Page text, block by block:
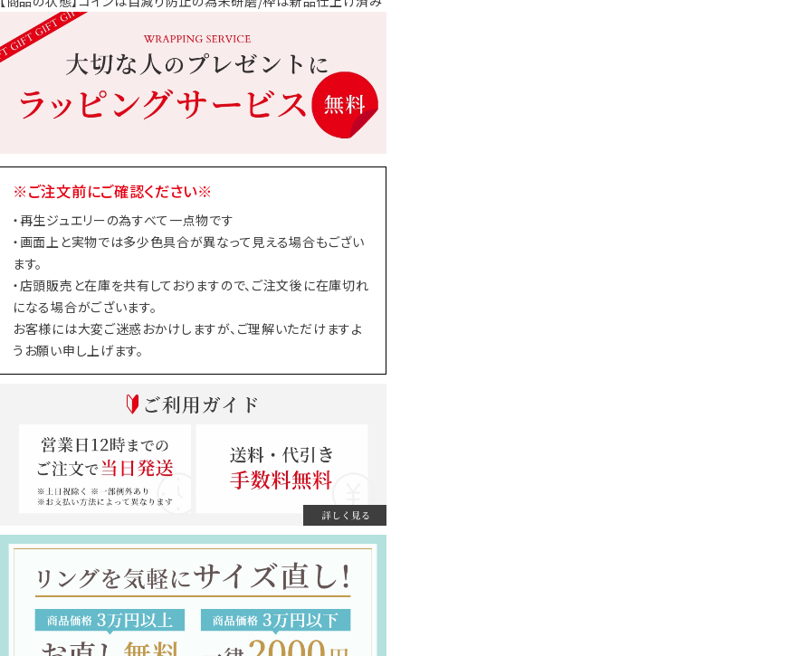
※ご注文前にご確認ください※
・再生ジュエリーの為すべて一点物です
・画面上と実物では多少色具合が異なって見える場合もござい
ます。
・店頭販売と在庫を共有しておりますので、ご注文後に在庫切れ
になる場合がございます。
お客様には大変ご迷惑おかけしますが、ご理解いただけますよ
うお願い申し上げます。